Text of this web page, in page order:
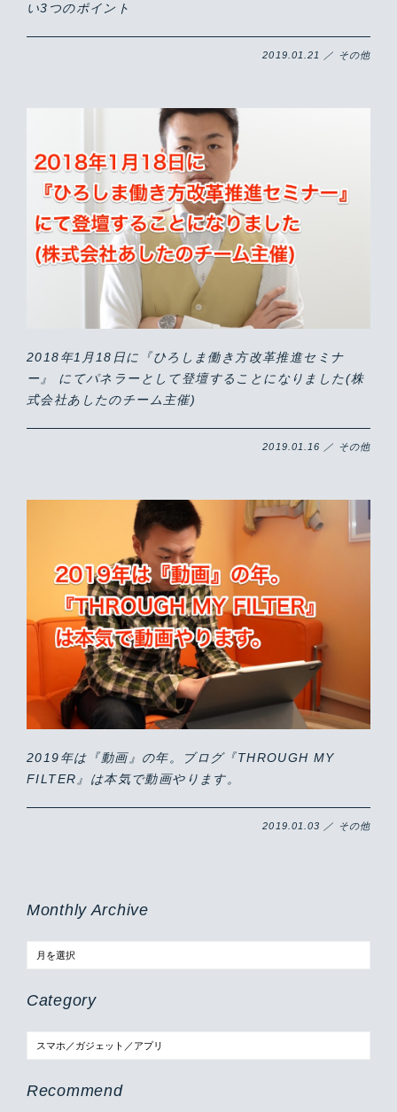
い3つのポイント
2019.01.21 ／ その他
2018年1月18日に『ひろしま働き方改革推進セミナ
ー』 にてパネラーとして登壇することになりました(株
式会社あしたのチーム主催)
2019.01.16 ／ その他
2019年は『動画』の年。ブログ『THROUGH MY
FILTER』は本気で動画やります。
2019.01.03 ／ その他
Monthly Archive
Category
Recommend